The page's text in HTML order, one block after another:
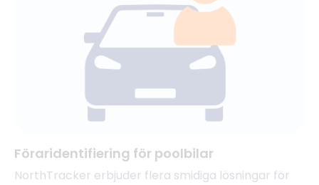
Föraridentifiering för poolbilar
NorthTracker erbjuder flera smidiga lösningar för